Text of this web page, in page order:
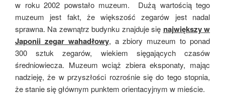
w roku 2002 powstało muzeum. Dużą wartością tego
muzeum jest fakt, że większość zegarów jest nadal
sprawna. Na zewnątrz budynku znajduje się największy w
Japonii zegar wahadłowy, a zbiory muzeum to ponad
300 sztuk zegarów, wiekiem sięgających czasów
średniowiecza. Muzeum wciąż zbiera eksponaty, mając
nadzieję, że w przyszłości rozrośnie się do tego stopnia,
że stanie się głównym punktem orientacyjnym w mieście.